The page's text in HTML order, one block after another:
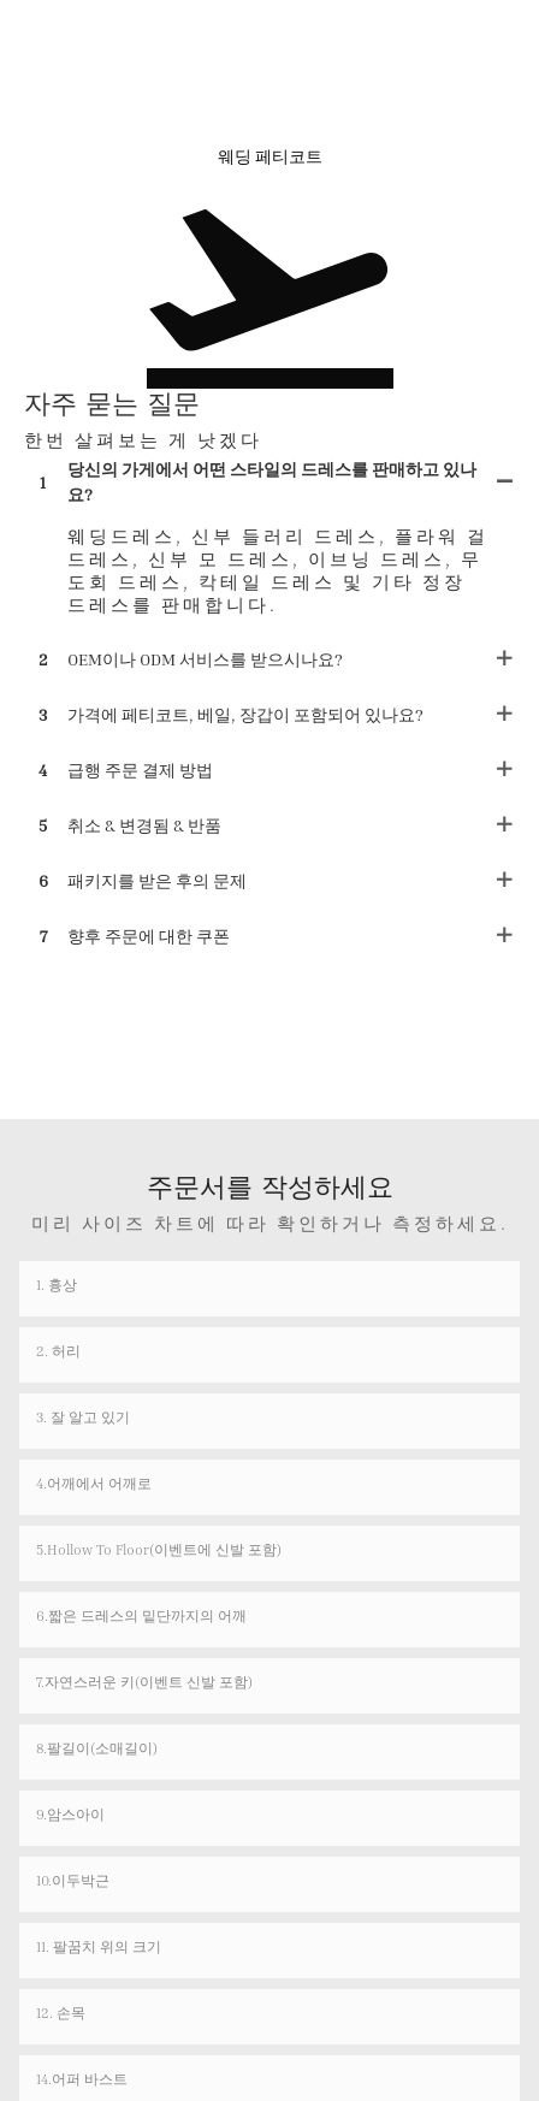
웨딩 페티코트
자주 묻는 질문
한번 살펴보는 게 낫겠다
1
당신의 가게에서 어떤 스타일의 드레스를 판매하고 있나
요?
웨딩드레스, 신부 들러리 드레스, 플라워 걸
드레스, 신부 모 드레스, 이브닝 드레스, 무
도회 드레스, 칵테일 드레스 및 기타 정장
드레스를 판매합니다.
2 OEM이나 ODM 서비스를 받으시나요?
3 가격에 페티코트, 베일, 장갑이 포함되어 있나요?
4 급행 주문 결제 방법
5 취소 & 변경됨 & 반품
6 패키지를 받은 후의 문제
7 향후 주문에 대한 쿠폰
주문서를 작성하세요
미리 사이즈 차트에 따라 확인하거나 측정하세요.
1. 흉상
2. 허리
3. 잘 알고 있기
4.어깨에서 어깨로
5.Hollow To Floor(이벤트에 신발 포함)
6.짧은 드레스의 밑단까지의 어깨
7.자연스러운 키(이벤트 신발 포함)
8.팔길이(소매길이)
9.암스아이
10.이두박근
11. 팔꿈치 위의 크기
12. 손목
14.어퍼 바스트